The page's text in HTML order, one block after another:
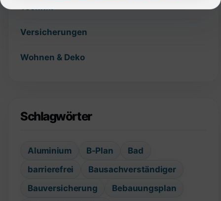
Technik
Versicherungen
Wohnen & Deko
Schlagwörter
Aluminium B-Plan
Bad
barrierefrei
Bausachverständiger
Bauversicherung
Bebauungsplan